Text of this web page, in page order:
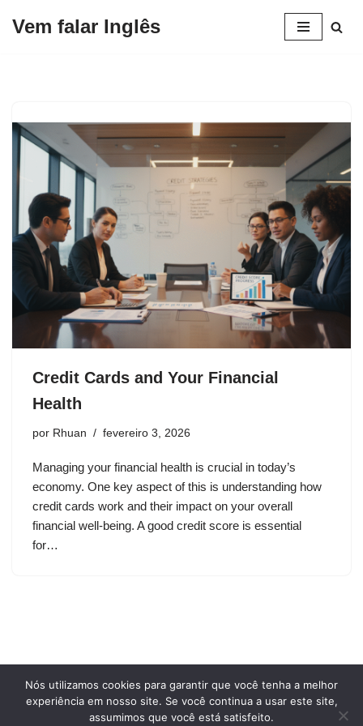
Vem falar Inglês
Credit Cards and Your Financial
Health
por Rhuan fevereiro 3, 2026
Managing your financial health is crucial in today’s
economy. One key aspect of this is understanding how
credit cards work and their impact on your overall
financial well-being. A good credit score is essential
for…
Privacy Policy
Terms and conditions of use
Cookie Policy Contact Us
Nós utilizamos cookies para garantir que você tenha a melhor
experiência em nosso site. Se você continua a usar este site,
assumimos que você está satisfeito.